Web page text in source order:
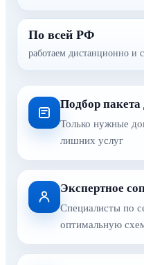
По всей РФ
работаем дистанционно и
Подбор пакета
Только нужные
лишних услуг
Экспертное
Специалисты по
оптимальную